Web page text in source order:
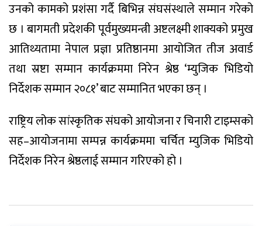
उनको कामको प्रशंसा गर्दै बिभिन्न संघसंस्थाले सम्मान गरेको
छ । बागमती प्रदेशकी पूर्वमुख्यमन्त्री अष्टलक्ष्मी शाक्यको प्रमुख
आतिथ्यतामा नेपाल प्रज्ञा प्रतिष्ठानमा आयोजित तीज अवार्ड
तथा स्रष्टा सम्मान कार्यक्रममा निरेन श्रेष्ठ ‘म्युजिक भिडियो
निर्देशक सम्मान २०८१’ बाट सम्मानित भएका छन् ।
राष्ट्रिय लोक सांस्कृतिक संघको आयोजना र चिनारी टाइम्सको
सह–आयोजनामा सम्पन्न कार्यक्रममा चर्चित म्युजिक भिडियो
निर्देशक निरेन श्रेष्ठलाई सम्मान गरिएको हो ।